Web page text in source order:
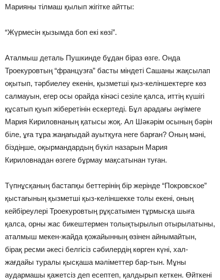
Марияны тілмаш қылып жігітке айтты:
“Жүрмесін қызымда боп екі көзі”.
Аталмыш деталь Пушкинде бұдан біраз өзге. Онда
Троекуровтың “французға” басты міндеті Сашаны жақсылап
оқытып, тәрбиелеу екенін, қызметші қыз-келіншектерге көз
салмауын, егер осы орайда кінәсі сезіле қалса, иттің күшігі
құсатып қуып жіберетінін ескертеді. Бұл арадағы әңгімеге
Мария Кириловнаның қатысы жоқ. Ал Шәкәрім осының бәрін
біле, ұға тұра жаңағыдай ауытқуға неге барған? Оның мәні,
біздіңше, оқырмандардың бүкіл назарын Мария
Кириловнадан өзгеге бұрмау мақсатынан туған.
Түпнұсқаның бастапқы беттерінің бір жерінде “Покровское”
қыстағының қызметші қыз-келіншекке толы екені, оның
кейбіреулері Троекуровтың рұқсатымен тұрмысқа шыға
қалса, орны жас бикештермен толықтырылып отырылатыны,
аталмыш мекен-жайда қожайынның өзінен айнымайтын,
бірақ ресми әкесі белгісіз сәбилердің көрген күні, хал-
жағдайы туралы қысқаша мәліметтер бар-тын. Мұны
аудармашы қажетсіз деп есептеп, қалдырып кеткен. Өйткені